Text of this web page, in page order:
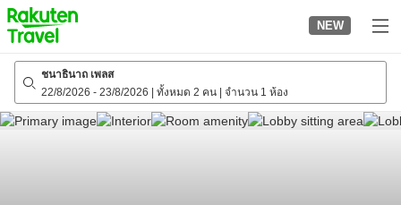
to
top
page
NEW
ชนาธินาถ เพลส
22/8/2026 - 23/8/2026 ทั้งหมด 2 คน จำนวน 1 ห้อง